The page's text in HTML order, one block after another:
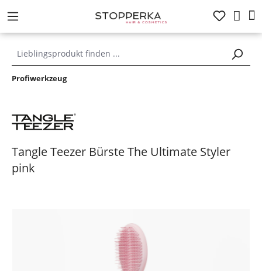
springen
Profiwerkzeug
Tangle Teezer Bürste The Ultimate Styler
pink